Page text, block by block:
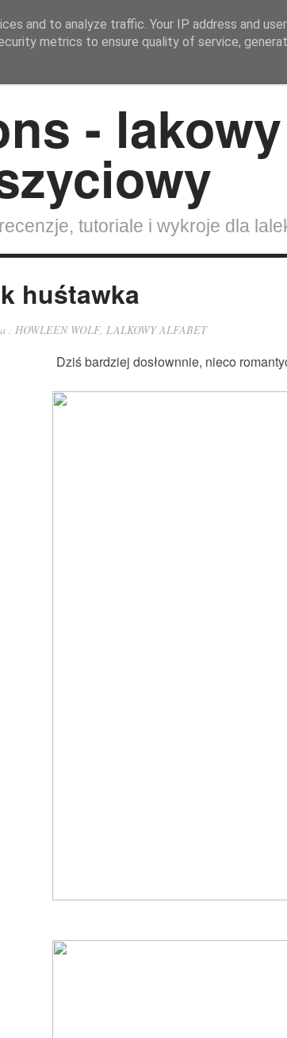
Strona Główna SZYCIE DLA LALEK Lalki
tutoriale i wykroje dla
huśtawka
.HOWLEEN WOLF,LALKOWY ALFABET
Dziś bardziej dosłownnie, nieco
and to analyze traffic. Your IP address and
metrics to ensure quality of service,